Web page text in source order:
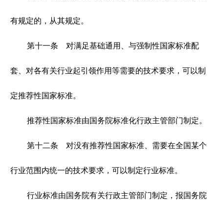
有规定的，从其规定。
第十一条 对满足基础通用、与强制性国家标准配
套、对各有关行业起引领作用等需要的技术要求，可以制
定推荐性国家标准。
推荐性国家标准由国务院标准化行政主管部门制定。
第十二条 对没有推荐性国家标准、需要在全国某个
行业范围内统一的技术要求，可以制定行业标准。
行业标准由国务院有关行政主管部门制定，报国务院